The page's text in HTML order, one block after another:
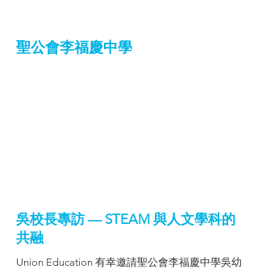
聖公會李福慶中學
吳校長專訪 — STEAM 與人文學科的
共融
Union Education 有幸邀請聖公會李福慶中學吳幼